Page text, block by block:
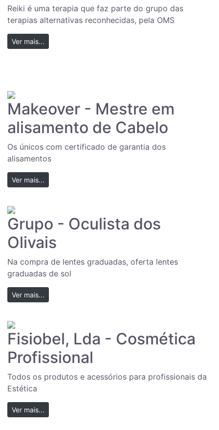
Reiki é uma terapia que faz parte do grupo das
terapias alternativas reconhecidas, pela OMS
Ver mais...
Makeover - Mestre em
alisamento de Cabelo
Os únicos com certificado de garantia dos
alisamentos
Ver mais...
Grupo - Oculista dos
Olivais
Na compra de lentes graduadas, oferta lentes
graduadas de sol
Ver mais...
Fisiobel, Lda - Cosmética
Profissional
Todos os produtos e acessórios para profissionais da
Estética
Ver mais...